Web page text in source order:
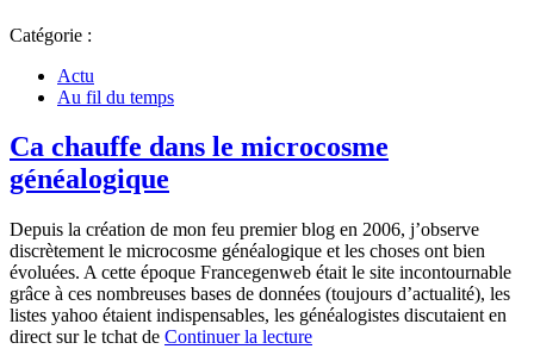
Catégorie :
Actu
Au fil du temps
Ca chauffe dans le microcosme
généalogique
Depuis la création de mon feu premier blog en 2006, j’observe
discrètement le microcosme généalogique et les choses ont bien
évoluées. A cette époque Francegenweb était le site incontournable
grâce à ces nombreuses bases de données (toujours d’actualité), les
listes yahoo étaient indispensables, les généalogistes discutaient en
direct sur le tchat de Continuer la lecture